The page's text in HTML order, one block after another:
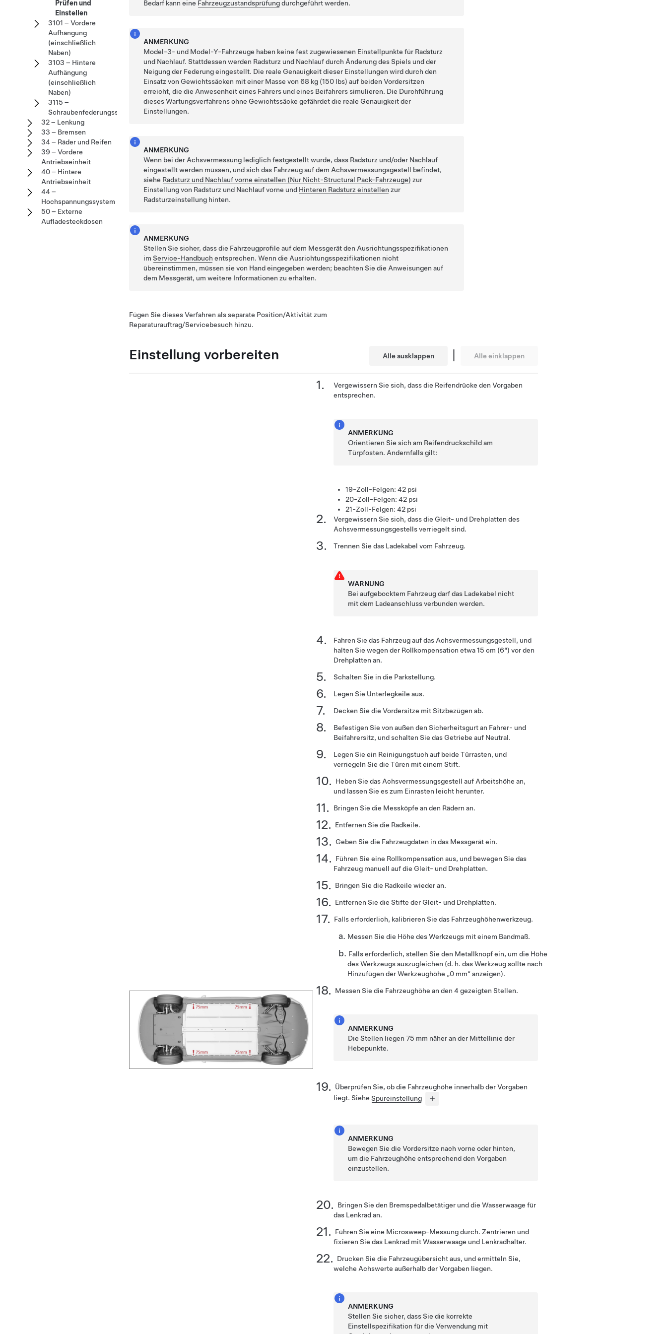
Bedarf kann eine Fahrzeugzustandsprüfungdurchgeführt werden.
ANMERKUNG
Model-3- und Model-Y-Fahrzeuge haben keine fest zugewiesenen Einstellpunkte für Radsturz
und Nachlauf. Stattdessen werden Radsturz und Nachlauf durch Änderung des Spiels und der
Neigung der Federung eingestellt. Die reale Genauigkeit dieser Einstellungen wird durch den
Einsatz von Gewichtssäcken mit einer Masse von 68 kg (150 lbs) auf beiden Vordersitzen
erreicht, die die Anwesenheit eines Fahrers und eines Beifahrers simulieren. Die Durchführung
dieses Wartungsverfahrens ohne Gewichtssäcke gefährdet die reale Genauigkeit der
Einstellungen.
ANMERKUNG
Wenn bei der Achsvermessung lediglich festgestellt wurde, dass Radsturz und/oder Nachlauf
eingestellt werden müssen, und sich das Fahrzeug auf dem Achsvermessungsgestell befindet,
siehe Radsturz und Nachlauf vorne einstellen (Nur Nicht-Structural Pack-Fahrzeuge) zur
Einstellung von Radsturz und Nachlauf vorne und Hinteren Radsturz einstellen zur
Radsturzeinstellung hinten.
ANMERKUNG
Stellen Sie sicher, dass die Fahrzeugprofile auf dem Messgerät den Ausrichtungsspezifikationen
imService-Handbuch entsprechen. Wenn die Ausrichtungsspezifikationen nicht
übereinstimmen, müssen sie von Hand eingegeben werden; beachten Sie die Anweisungen auf
dem Messgerät, um weitere Informationen zu erhalten.
Fügen Sie dieses Verfahren als separate Position/Aktivität zum
Reparaturauftrag/Servicebesuch hinzu.
Einstellung vorbereiten Alle ausklappen | Alle einklappen
Vergewissern Sie sich, dass die Reifendrücke den Vorgaben
entsprechen.
ANMERKUNG
Orientieren Sie sich am Reifendruckschild am
Türpfosten. Andernfalls gilt:
19-Zoll-Felgen: 42 psi
20-Zoll-Felgen: 42 psi
21-Zoll-Felgen: 42 psi
Vergewissern Sie sich, dass die Gleit- und Drehplatten des
Achsvermessungsgestells verriegelt sind.
Trennen Sie das Ladekabel vom Fahrzeug.
WARNUNG
Bei aufgebocktem Fahrzeug darf das Ladekabel nicht
mit dem Ladeanschluss verbunden werden.
Fahren Sie das Fahrzeug auf das Achsvermessungsgestell, und
halten Sie wegen der Rollkompensation etwa 15 cm (6“) vor den
Drehplatten an.
Schalten Sie in die Parkstellung.
Legen Sie Unterlegkeile aus.
Decken Sie die Vordersitze mit Sitzbezügen ab.
Befestigen Sie von außen den Sicherheitsgurt an Fahrer- und
Beifahrersitz, und schalten Sie das Getriebe auf Neutral.
Legen Sie ein Reinigungstuch auf beide Türrasten, und
verriegeln Sie die Türen mit einem Stift.
Heben Sie das Achsvermessungsgestell auf Arbeitshöhe an,
und lassen Sie es zum Einrasten leicht herunter.
Bringen Sie die Messköpfe an den Rädern an.
Entfernen Sie die Radkeile.
Geben Sie die Fahrzeugdaten in das Messgerät ein.
Führen Sie eine Rollkompensation aus, und bewegen Sie das
Fahrzeug manuell auf die Gleit- und Drehplatten.
Bringen Sie die Radkeile wieder an.
Entfernen Sie die Stifte der Gleit- und Drehplatten.
Falls erforderlich, kalibrieren Sie das Fahrzeughöhenwerkzeug.
Messen Sie die Höhe des Werkzeugs mit einem Bandmaß.
Falls erforderlich, stellen Sie den Metallknopf ein, um die Höhe
des Werkzeugs auszugleichen (d. h. das Werkzeug sollte nach
Hinzufügen der Werkzeughöhe „0 mm“ anzeigen).
Messen Sie die Fahrzeughöhe an den 4 gezeigten Stellen.
ANMERKUNG
Die Stellen liegen 75 mm näher an der Mittellinie der
Hebepunkte.
Überprüfen Sie, ob die Fahrzeughöhe innerhalb der Vorgaben
liegt. Siehe Spureinstellung
ANMERKUNG
Bewegen Sie die Vordersitze nach vorne oder hinten,
um die Fahrzeughöhe entsprechend den Vorgaben
einzustellen.
Bringen Sie den Bremspedalbetätiger und die Wasserwaage für
das Lenkrad an.
Führen Sie eine Microsweep-Messung durch. Zentrieren und
fixieren Sie das Lenkrad mit Wasserwaage und Lenkradhalter.
Drucken Sie die Fahrzeugübersicht aus, und ermitteln Sie,
welche Achswerte außerhalb der Vorgaben liegen.
ANMERKUNG
Stellen Sie sicher, dass Sie die korrekte
Einstellspezifikation für die Verwendung mit
Prüfen und
Einstellen
3101 – Vordere
Aufhängung
(einschließlich
Naben)
3103 – Hintere
Aufhängung
(einschließlich
Naben)
3115 –
Schraubenfederungssystem
32 – Lenkung
33 – Bremsen
34 – Räder und Reifen
39 – Vordere
Antriebseinheit
40 – Hintere
Antriebseinheit
44 –
Hochspannungssystem
50 – Externe
Aufladesteckdosen